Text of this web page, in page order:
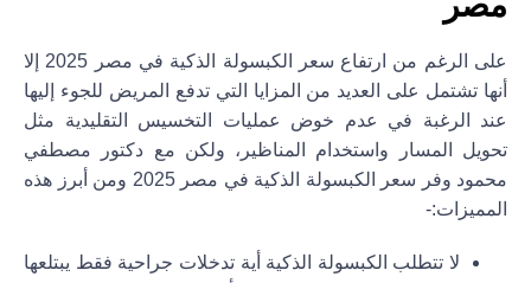
على الرغم من ارتفاع سعر الكبسولة الذكية في مصر 2025 إلا
أنها تشتمل على العديد من المزايا التي تدفع المريض للجوء إليها
عند الرغبة في عدم خوض عمليات التخسيس التقليدية مثل
تحويل المسار واستخدام المناظير، ولكن مع دكتور مصطفي
محمود وفر سعر الكبسولة الذكية في مصر 2025 ومن أبرز هذه
المميزات:-
لا تتطلب الكبسولة الذكية أية تدخلات جراحية فقط يبتلعها